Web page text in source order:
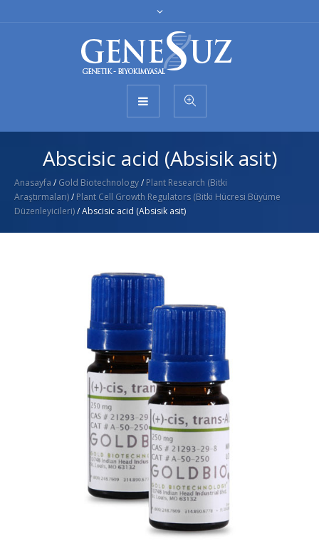
Abscisic acid (Absisik asit)
Anasayfa / Gold Biotechnology/ Plant Research (Bitki
Araştırmaları)/ Plant Cell Growth Regulators (Bitki Hücresi Büyüme
Düzenleyicileri)/ Abscisic acid (Absisik asit)